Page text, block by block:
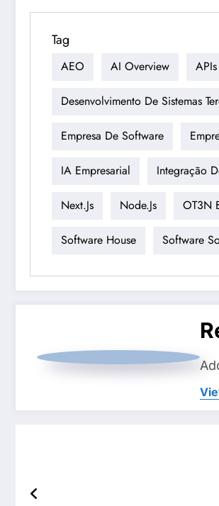
Tag
AEO AI Overview APIs
Desenvolvimento De Sistemas
Empresa De Software
IA Empresarial Integração
Next.js Node.js OT3N
Software House Software